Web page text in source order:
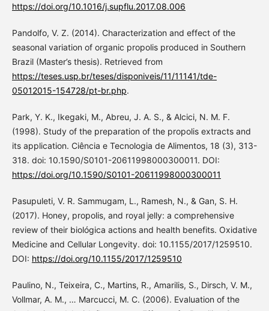
https://doi.org/10.1016/j.supflu.2017.08.006
Pandolfo, V. Z. (2014). Characterization and effect of the
seasonal variation of organic propolis produced in Southern
Brazil (Master’s thesis). Retrieved from
https://teses.usp.br/teses/disponiveis/11/11141/tde-
05012015-154728/pt-br.php.
Park, Y. K., Ikegaki, M., Abreu, J. A. S., & Alcici, N. M. F.
(1998). Study of the preparation of the propolis extracts and
its application. Ciência e Tecnologia de Alimentos, 18 (3), 313-
318. doi: 10.1590/S0101-20611998000300011. DOI:
https://doi.org/10.1590/S0101-20611998000300011
Pasupuleti, V. R. Sammugam, L., Ramesh, N., & Gan, S. H.
(2017). Honey, propolis, and royal jelly: a comprehensive
review of their biológica actions and health benefits. Oxidative
Medicine and Cellular Longevity. doi: 10.1155/2017/1259510.
DOI: https://doi.org/10.1155/2017/1259510
Paulino, N., Teixeira, C., Martins, R., Amarilis, S., Dirsch, V. M.,
Vollmar, A. M., … Marcucci, M. C. (2006). Evaluation of the